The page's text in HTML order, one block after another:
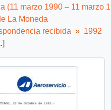
(11 marzo 1990 – 11 marzo
La Moneda
recibida
1992